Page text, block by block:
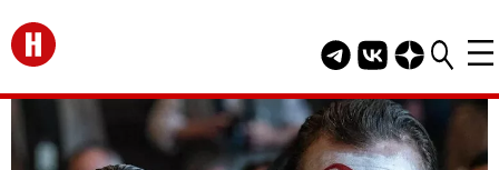
Перейти на главную
Telegram канал
Группа HELLO
Канал